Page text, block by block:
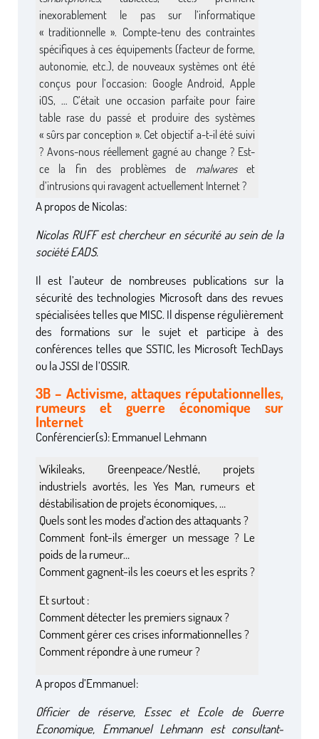
inexorablement le pas sur l’informatique
« traditionnelle ». Compte-tenu des contraintes
spécifiques à ces équipements (facteur de forme,
autonomie, etc.), de nouveaux systèmes ont été
conçus pour l’occasion: Google Android, Apple
iOS, … C’était une occasion parfaite pour faire
table rase du passé et produire des systèmes
« sûrs par conception ». Cet objectif a-t-il été suivi
? Avons-nous réellement gagné au change ? Est-
ce la fin des problèmes de malwareset
d’intrusions qui ravagent actuellement Internet ?
A propos de Nicolas:
Nicolas RUFF est chercheur en sécurité au sein de la
société EADS.
Il est l’auteur de nombreuses publications sur la
sécurité des technologies Microsoft dans des revues
spécialisées telles que MISC. Il dispense régulièrement
des formations sur le sujet et participe à des
conférences telles que SSTIC, les Microsoft TechDays
ou la JSSI de l’OSSIR.
3B – Activisme, attaques réputationnelles,
rumeurs et guerre économique sur
Internet
Conférencier(s): Emmanuel Lehmann
Wikileaks, Greenpeace/Nestlé, projets
industriels avortés, les Yes Man, rumeurs et
déstabilisation de projets économiques, …
Quels sont les modes d’action des attaquants ?
Comment font-ils émerger un message ? Le
poids de la rumeur…
Comment gagnent-ils les coeurs et les esprits ?
Et surtout :
Comment détecter les premiers signaux ?
Comment gérer ces crises informationnelles ?
Comment répondre à une rumeur ?
A propos d’Emmanuel:
Officier de réserve, Essec et Ecole de Guerre
Economique, Emmanuel Lehmann est consultant-